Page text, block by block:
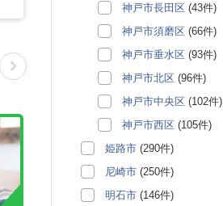
神戸市長田区 (43件)
神戸市須磨区 (66件)
神戸市垂水区 (93件)
神戸市北区 (96件)
神戸市中央区 (102件)
神戸市西区 (105件)
姫路市 (290件)
尼崎市 (250件)
明石市 (146件)